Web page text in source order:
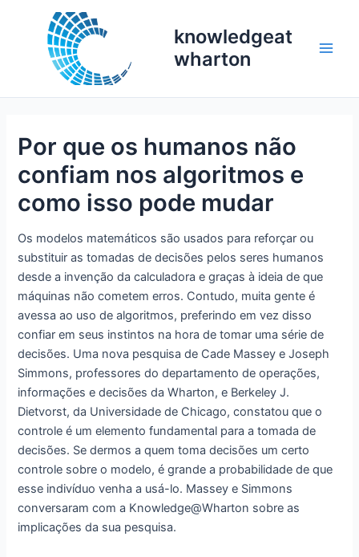
knowledgeat
wharton
Por que os humanos não
confiam nos algoritmos e
como isso pode mudar
Os modelos matemáticos são usados para reforçar ou
substituir as tomadas de decisões pelos seres humanos
desde a invenção da calculadora e graças à ideia de que
máquinas não cometem erros. Contudo, muita gente é
avessa ao uso de algoritmos, preferindo em vez disso
confiar em seus instintos na hora de tomar uma série de
decisões. Uma nova pesquisa de Cade Massey e Joseph
Simmons, professores do departamento de operações,
informações e decisões da Wharton, e Berkeley J.
Dietvorst, da Universidade de Chicago, constatou que o
controle é um elemento fundamental para a tomada de
decisões. Se dermos a quem toma decisões um certo
controle sobre o modelo, é grande a probabilidade de que
esse indivíduo venha a usá-lo. Massey e Simmons
conversaram com a Knowledge@Wharton sobre as
implicações da sua pesquisa.